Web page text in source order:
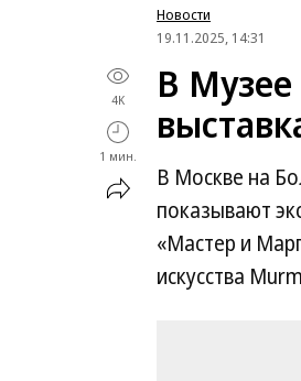
Новости
19.11.2025, 14:31
4K
1 мин.
В
В Москве на
показывают
«Мастер и
искусства